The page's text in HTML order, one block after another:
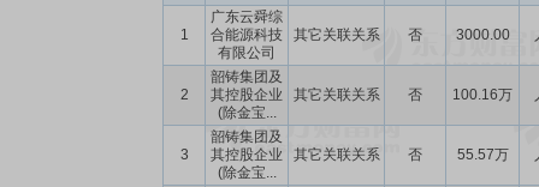
1
广东云舜综
合能源科技
有限公司
其它关联关系 否 3000.00
2
韶铸集团及
其控股企业
(除金宝...
其它关联关系 否 100.16万
3
韶铸集团及
其控股企业
(除金宝...
其它关联关系 否 55.57万